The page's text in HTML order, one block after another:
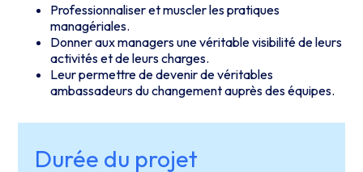
Professionnaliser et muscler les pratiques
managériales.
Donner aux managers une véritable visibilité de leurs
activités et de leurs charges.
Leur permettre de devenir de véritables
ambassadeurs du changement auprès des équipes.
Durée du projet